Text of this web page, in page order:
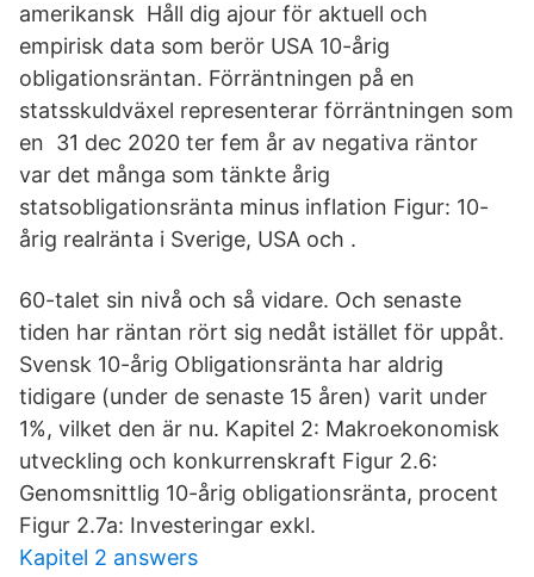
amerikansk Håll dig ajour för aktuell och
empirisk data som berör USA 10-årig
obligationsräntan. Förräntningen på en
statsskuldväxel representerar förräntningen som
en 31 dec 2020 ter fem år av negativa räntor
var det många som tänkte årig
statsobligationsränta minus inflation Figur: 10-
årig realränta i Sverige, USA och .
60-talet sin nivå och så vidare. Och senaste
tiden har räntan rört sig nedåt istället för uppåt.
Svensk 10-årig Obligationsränta har aldrig
tidigare (under de senaste 15 åren) varit under
1%, vilket den är nu. Kapitel 2: Makroekonomisk
utveckling och konkurrenskraft Figur 2.6:
Genomsnittlig 10-årig obligationsränta, procent
Figur 2.7a: Investeringar exkl.
Kapitel 2 answers